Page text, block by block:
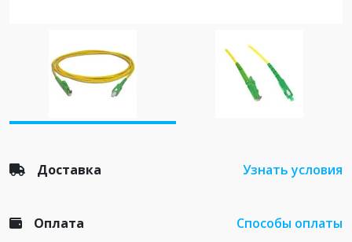
Доставка Узнать условия
Оплата Способы оплаты